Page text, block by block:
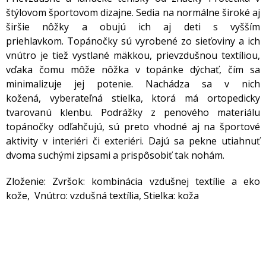
štýlovom športovom dizajne. Sedia na normálne široké aj
širšie nôžky a obujú ich aj deti s vyšším
priehlavkom. Topánočky sú vyrobené zo sieťoviny a ich
vnútro je tiež vystlané mäkkou, prievzdušnou textíliou,
vďaka čomu môže nôžka v topánke dýchať, čím sa
minimalizuje jej potenie. Nachádza sa v nich
kožená, vyberateľná stielka, ktorá má ortopedicky
tvarovanú klenbu. Podrážky z penového materiálu
topánočky odľahčujú, sú preto vhodné aj na športové
aktivity v interiéri či exteriéri. Dajú sa pekne utiahnuť
dvoma suchými zipsami a prispôsobiť tak nohám.
Zloženie: Zvršok: kombinácia vzdušnej textílie a eko
kože, Vnútro: vzdušná textília, Stielka: koža